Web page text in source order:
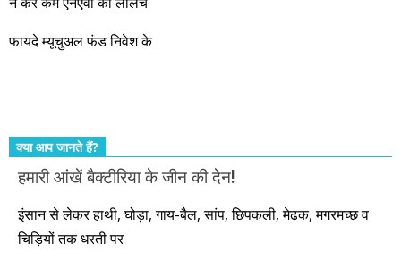
कर्महीन नर पावत नाहीं। आपके हिस्से का कुछ कर्म हम कर दे रहे हैं। बाकी
फायदे म्यूचुअल फंड निवेश के
क्या आप जानते हैं?
हमारी आंखें बैक्टीरिया के जीन की देन!
इंसान से लेकर हाथी, घोड़ा, गाय-बैल, सांप, छिपकली, मेढक, मगरमच्छ व
चिड़ियों तक धरती पर